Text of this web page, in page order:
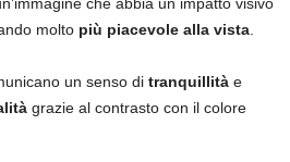
molto più piacevole alla vista
un senso di tranquillità e
grazie al contrasto con il colore